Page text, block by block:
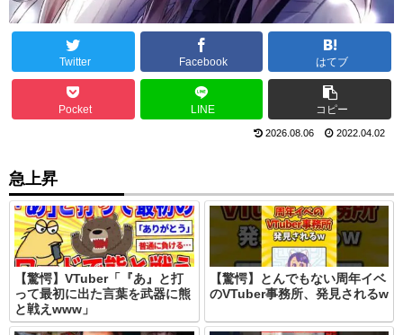
Twitter Facebook はてブ
Pocket LINE コピー
2026.08.06 2022.04.02
急上昇
【驚愕】VTuber「『あ』と打
って最初に出た言葉を武器に熊
と戦えwww」
【驚愕】とんでもない周年イベ
のVTuber事務所、発見されるw